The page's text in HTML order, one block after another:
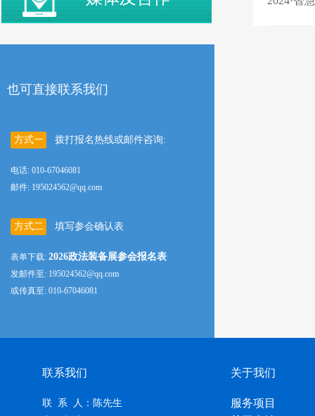
也可直接联系我们
方式一 拨打报名热线或邮件咨询:
电话: 010-67046081
邮件: 195024562@qq.com
方式二 填写参会确认表
表单下载: 2026政法装备展参会报名表
发邮件至: 195024562@qq.com
或传真至: 010-67046081
联系我们
联 系 人：陈先生
关于我们
服务项目